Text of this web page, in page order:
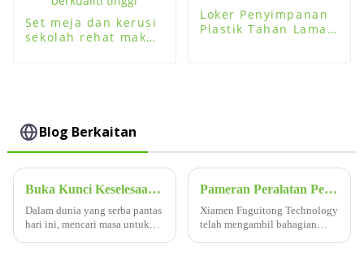
Set meja dan kerusi
sekolah rehat makan
Loker Penyimpanan
Plastik Tahan Lama
Blog Berkaitan
Buka Kunci Keselesaan Terunggul dengan Meja & Kerusi Tidur Sekolah Fuguitong M9
Dalam dunia yang serba pantas
hari ini, mencari masa untuk
Pameran Peralatan Pendidikan China ke-82--Gerai Fuguitong no. S12001
Xiamen Fuguitong Technology
telah mengambil bahagian